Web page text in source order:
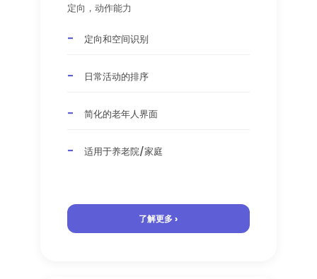
定向，动作能力
定向和空间识别
日常活动的排序
简化的老年人界面
适用于养老院/家庭
了解更多 ›